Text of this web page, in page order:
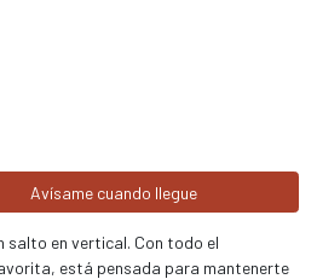
Avísame cuando llegue
salto en vertical. Con todo el
está pensada para mantenerte